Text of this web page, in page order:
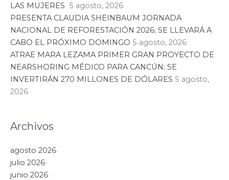
LAS MUJERES 5 agosto, 2026
PRESENTA CLAUDIA SHEINBAUM JORNADA
NACIONAL DE REFORESTACIÓN 2026; SE LLEVARÁ A
CABO EL PRÓXIMO DOMINGO 5 agosto, 2026
ATRAE MARA LEZAMA PRIMER GRAN PROYECTO DE
NEARSHORING MÉDICO PARA CANCÚN; SE
INVERTIRÁN 270 MILLONES DE DÓLARES 5 agosto,
2026
Archivos
agosto 2026
julio 2026
junio 2026